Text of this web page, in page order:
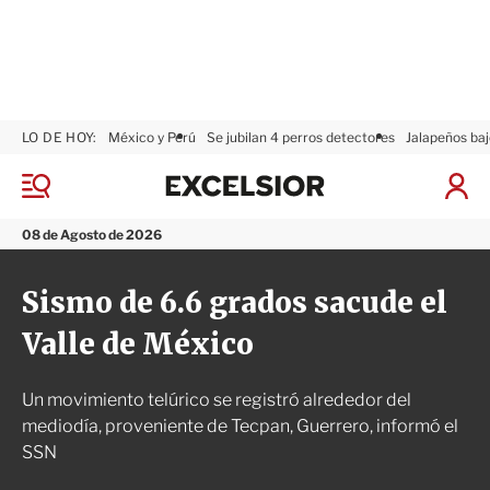
M
n
ú
08 de Agosto de 2026
LO DE HOY: México y Perú Se jubilan 4 perros detectores Jalapeños
I
ó
x
l
i
o
Sismo de 6.6 grados sacude el
Valle de México
Un movimiento telúrico se registró alrededor del
mediodía, proveniente de Tecpan, Guerrero, informó el
SSN